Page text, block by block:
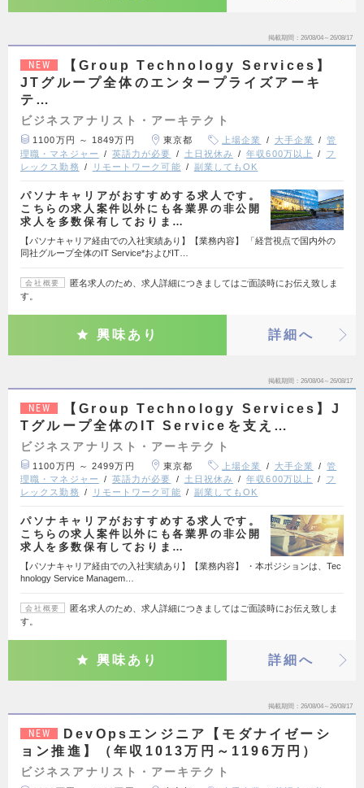
掲載期間 26/08/04～26/08/17
NEW
【Group Technology Services】
JTグループ全体のエンタープライズアーキ
テ…
ビジネスアナリスト・アーキテクト
1100万円 ～ 1849万円 東京都 上場企業 大手企業
管
理職・マネジャー
英語力が必要 土日祝休み 年収600万以上
フ
レックス勤務
リモートワーク可能 副業してもOK
パソナキャリアがおすすめする求人です。
こちらの求人案件以外にも各業界の非公開
求人を多数保有しておりま…
【パソナキャリア経由での入社実績あり】【業務内容】 「経営視点で国内外の
同社グループ全体のIT Service*およびIT…
会社概要
匿名求人のため、求人詳細につきましてはご面談時にお伝え致しま
す。
興味あり 詳細へ
掲載期間 26/08/04～26/08/17
NEW
【Group Technology Services】J
Tグループ全体のIT Serviceを支え…
ビジネスアナリスト・アーキテクト
1100万円 ～ 2499万円 東京都 上場企業 大手企業
管
理職・マネジャー
英語力が必要 土日祝休み 年収600万以上
フ
レックス勤務
リモートワーク可能 副業してもOK
パソナキャリアがおすすめする求人です。
こちらの求人案件以外にも各業界の非公開
求人を多数保有しておりま…
【パソナキャリア経由での入社実績あり】【業務内容】 ・本ポジションは、Tec
hnology Service Managem…
会社概要
匿名求人のため、求人詳細につきましてはご面談時にお伝え致しま
す。
興味あり 詳細へ
掲載期間 26/08/04～26/08/17
NEW
DevOpsエンジニア【モダナイゼーシ
ョン推進】（年収1013万円～1196万円）
ビジネスアナリスト・アーキテクト